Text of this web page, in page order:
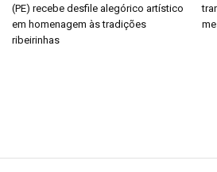
(PE) recebe desfile alegórico artístico
em homenagem às tradições
ribeirinhas